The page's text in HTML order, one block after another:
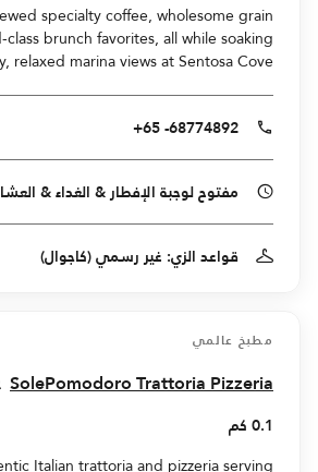
specialty coffee, wholesome grain
brunch favorites, all while soaking
relaxed marina views at Sentosa Cove.
+65 -68774892
مفتوح لوجبة الإفطار & الغداء & العشاء
قواعد الزي: غير رسمي (كاجوال)
مطبخ عالمي
SolePomodoro Trattoria Pizzeria
0.1 كم
Italian trattoria and pizzeria serving